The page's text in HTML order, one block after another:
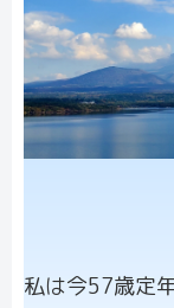
私は今57歳定